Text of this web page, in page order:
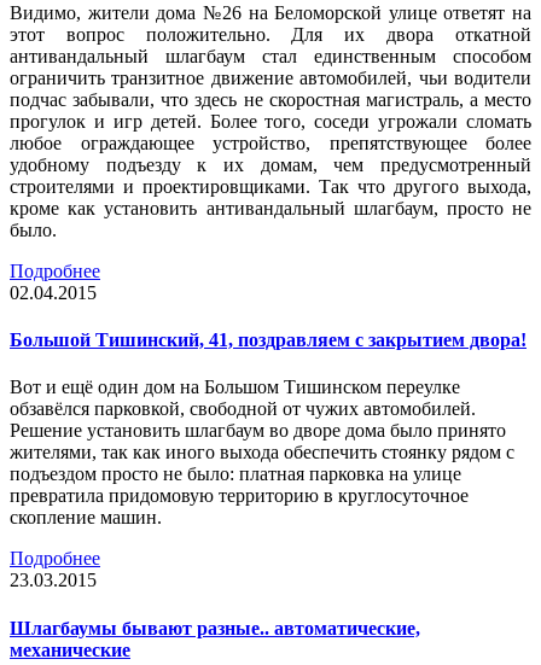
Видимо, жители дома №26 на Беломорской улице ответят на
этот вопрос положительно. Для их двора откатной
антивандальный шлагбаум стал единственным способом
ограничить транзитное движение автомобилей, чьи водители
подчас забывали, что здесь не скоростная магистраль, а место
прогулок и игр детей. Более того, соседи угрожали сломать
любое ограждающее устройство, препятствующее более
удобному подъезду к их домам, чем предусмотренный
строителями и проектировщиками. Так что другого выхода,
кроме как установить антивандальный шлагбаум, просто не
было.
Подробнее
02.04.2015
Большой Тишинский, 41, поздравляем с закрытием двора!
Вот и ещё один дом на Большом Тишинском переулке
обзавёлся парковкой, свободной от чужих автомобилей.
Решение установить шлагбаум во дворе дома было принято
жителями, так как иного выхода обеспечить стоянку рядом с
подъездом просто не было: платная парковка на улице
превратила придомовую территорию в круглосуточное
скопление машин.
Подробнее
23.03.2015
Шлагбаумы бывают разные.. автоматические,
механические